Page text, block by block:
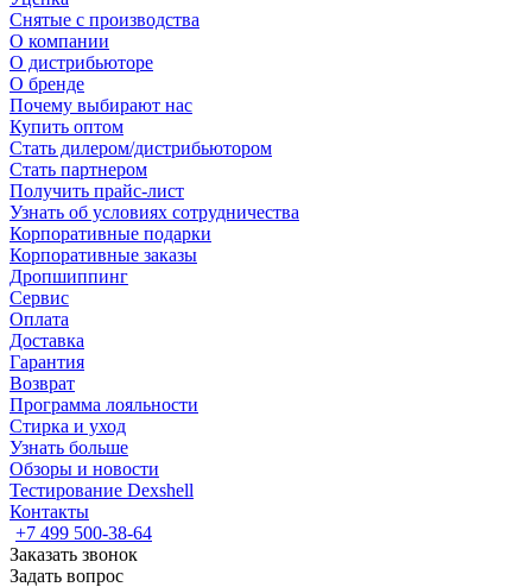
Снятые с производства
О компании
О дистрибьюторе
О бренде
Почему выбирают нас
Купить оптом
Стать дилером/дистрибьютором
Стать партнером
Получить прайс-лист
Узнать об условиях сотрудничества
Корпоративные подарки
Корпоративные заказы
Дропшиппинг
Сервис
Оплата
Доставка
Гарантия
Возврат
Программа лояльности
Стирка и уход
Узнать больше
Обзоры и новости
Тестирование Dexshell
Контакты
+7 499 500-38-64
Заказать звонок
Задать вопрос